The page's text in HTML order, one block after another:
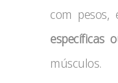
com
específicas
músculos.